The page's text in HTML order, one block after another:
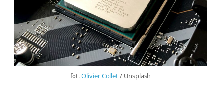
fot.Olivier Collet/ Unsplash